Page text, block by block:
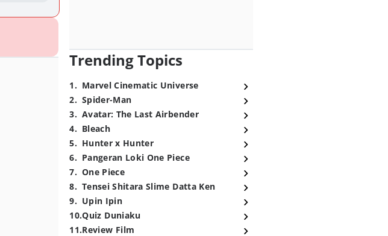
Trending Topics
1. Marvel Cinematic Universe
2. Spider-Man
3. Avatar: The Last Airbender
4. Bleach
5. Hunter x Hunter
6. Pangeran Loki One Piece
7. One Piece
8. Tensei Shitara Slime Datta Ken
9. Upin Ipin
10.Quiz Duniaku
11.Review Film